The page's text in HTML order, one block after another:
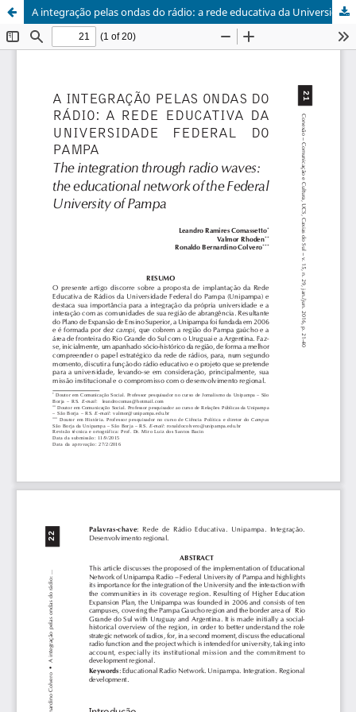
A integração pelas ondas do rádio: a rede educativa da Universidade Federal do Pampa